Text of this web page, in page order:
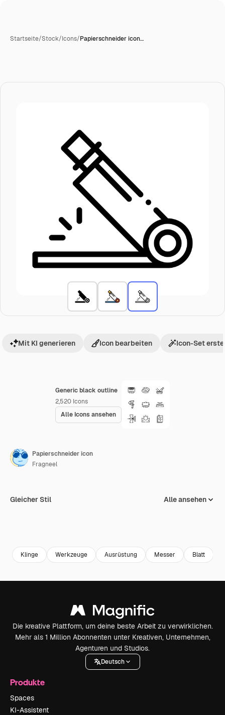
Startseite/Stock/Icons/Papierschneider icon…
Generic black outline
2,520 Icons
Alle Icons ansehen
Mit KI generieren Icon bearbeiten Icon-Set
Papierschneider icon
Fragneel
Gleicher Stil Alle ansehen
Klinge Werkzeuge Ausrüstung Messer Blatt
Die kreative Plattform, um deine beste Arbeit zu verwirklichen.
Mehr als 1 Million Abonnenten unter Kreativen, Unternehmen,
Agenturen und Studios.
Deutsch
Produkte
Spaces
KI-Assistent